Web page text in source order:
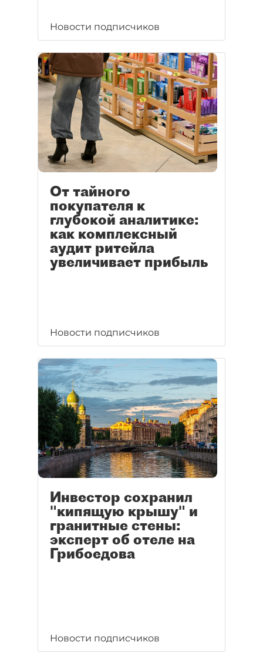
Новости подписчиков
От тайного
покупателя к
глубокой аналитике:
как комплексный
аудит ритейла
увеличивает прибыль
Новости подписчиков
Инвестор сохранил
"кипящую крышу" и
гранитные стены:
эксперт об отеле на
Грибоедова
Новости подписчиков